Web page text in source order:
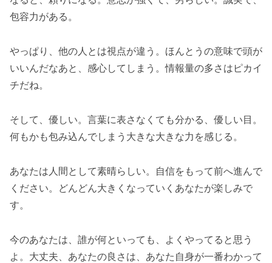
包容力がある。
やっぱり、他の人とは視点が違う。ほんとうの意味で頭が
いいんだなあと、感心してしまう。情報量の多さはピカイ
チだね。
そして、優しい。言葉に表さなくても分かる、優しい目。
何もかも包み込んでしまう大きな大きな力を感じる。
あなたは人間として素晴らしい。自信をもって前へ進んで
ください。どんどん大きくなっていくあなたが楽しみで
す。
今のあなたは、誰が何といっても、よくやってると思う
よ。大丈夫、あなたの良さは、あなた自身が一番わかって